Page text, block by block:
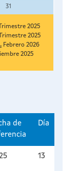
31
2025
2025
Febrero 2026
2025
de
Día
13